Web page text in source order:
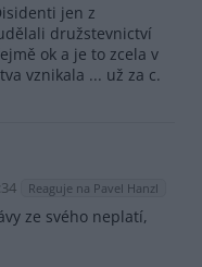
jen z
družstevnictví
ok a je to zcela v
vznikala ... už za c.
Reaguje na Pavel Hanzl
ze svého neplatí,